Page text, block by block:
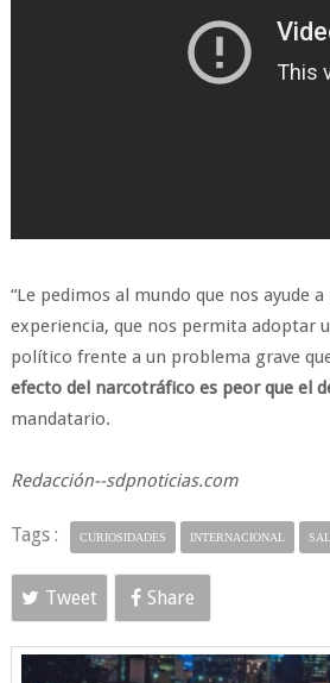
“Le pedimos al mundo que nos ayude
experiencia, que nos permita adoptar
político frente a un problema grave
efecto del narcotráfico es peor que el
mandatario.
Redacción--sdpnoticias.com
Tags : CURIOSIDADES INTERNACIONAL
Tweet Share